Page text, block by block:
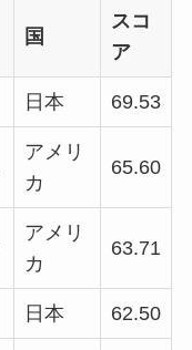
国
スコ
ア
日本 69.53
アメリ
カ
65.60
アメリ
カ
63.71
日本 62.50